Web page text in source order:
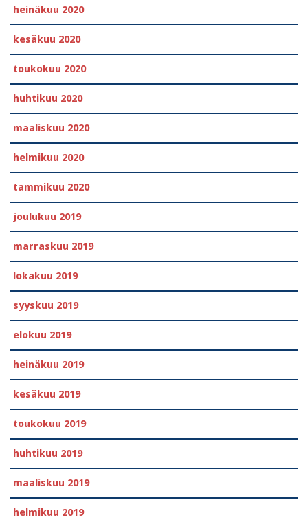
heinäkuu 2020
kesäkuu 2020
toukokuu 2020
huhtikuu 2020
maaliskuu 2020
helmikuu 2020
tammikuu 2020
joulukuu 2019
marraskuu 2019
lokakuu 2019
syyskuu 2019
elokuu 2019
heinäkuu 2019
kesäkuu 2019
toukokuu 2019
huhtikuu 2019
maaliskuu 2019
helmikuu 2019